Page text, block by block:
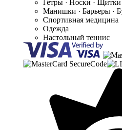
Гетры · Носки · Щитки
Манишки · Барьеры ·
Спортивная медицина
Одежда
Настольный теннис